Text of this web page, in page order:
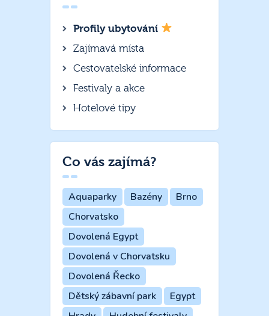
Profily ubytování
Zajímavá místa
Cestovatelské informace
Festivaly a akce
Hotelové tipy
Co vás zajímá?
Aquaparky Bazény
Brno
Chorvatsko
Dovolená Egypt
Dovolená v Chorvatsku
Dovolená Řecko
Dětský zábavní park
Egypt